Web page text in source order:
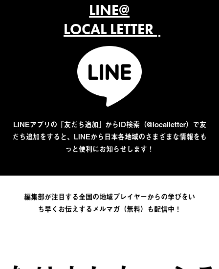
LINE@
LOCAL LETTER
LINEアプリの「友だち追加」からID検索（@localletter）で友
だち追加をすると、LINEから日本各地域のさまざまな情報をも
っと便利にお知らせします！
編集部が注目する全国の地域プレイヤーからの学びをい
ち早くお伝えするメルマガ（無料）も配信中！